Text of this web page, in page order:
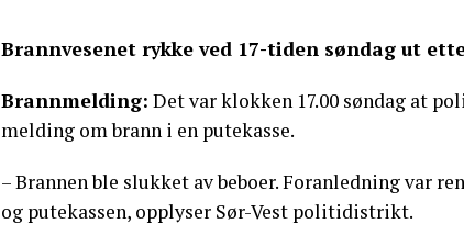
Brannvesenet rykke ved 17-tiden søndag ut
Brannmelding: Det var klokken 17.00 søndag at
melding om brann i en putekasse.
– Brannen ble slukket av beboer. Foranledning var
og putekassen, opplyser Sør-Vest politidistrikt.